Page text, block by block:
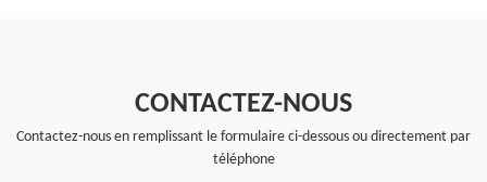
CONTACTEZ-NOUS
Contactez-nous en remplissant le formulaire ci-dessous ou directement par
téléphone